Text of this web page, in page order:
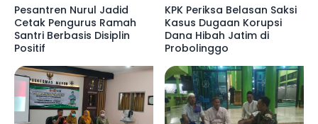
Pesantren Nurul Jadid
Cetak Pengurus Ramah
Santri Berbasis Disiplin
Positif
KPK Periksa Belasan Saksi
Kasus Dugaan Korupsi
Dana Hibah Jatim di
Probolinggo